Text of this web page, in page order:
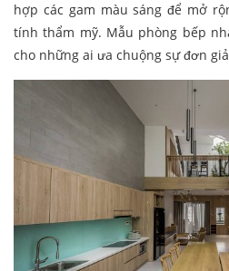
hợp các gam màu sáng để mở
tính thẩm mỹ. Mẫu phòng bếp
cho những ai ưa chuộng sự đơn